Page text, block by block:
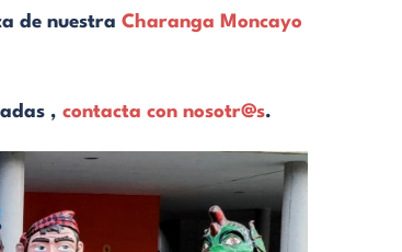
de nuestra Charanga Moncayo
, contacta con nosotr@s.